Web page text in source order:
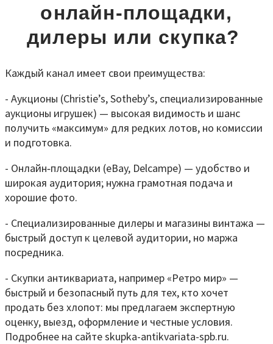
онлайн‑площадки,
дилеры или скупка?
Каждый канал имеет свои преимущества:
- Аукционы (Christie’s, Sotheby’s, специализированные
аукционы игрушек) — высокая видимость и шанс
получить «максимум» для редких лотов, но комиссии
и подготовка.
- Онлайн‑площадки (eBay, Delcampe) — удобство и
широкая аудитория; нужна грамотная подача и
хорошие фото.
- Специализированные дилеры и магазины винтажа —
быстрый доступ к целевой аудитории, но маржа
посредника.
- Скупки антиквариата, например «Ретро мир» —
быстрый и безопасный путь для тех, кто хочет
продать без хлопот: мы предлагаем экспертную
оценку, выезд, оформление и честные условия.
Подробнее на сайте skupka-antikvariata-spb.ru.